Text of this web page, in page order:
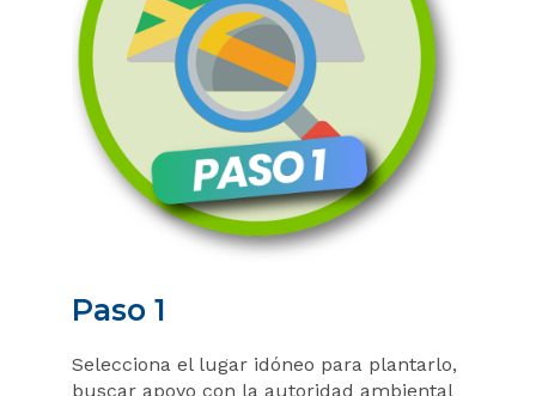
Paso 1
Selecciona el lugar idóneo para plantarlo,
buscar apoyo con la autoridad ambiental